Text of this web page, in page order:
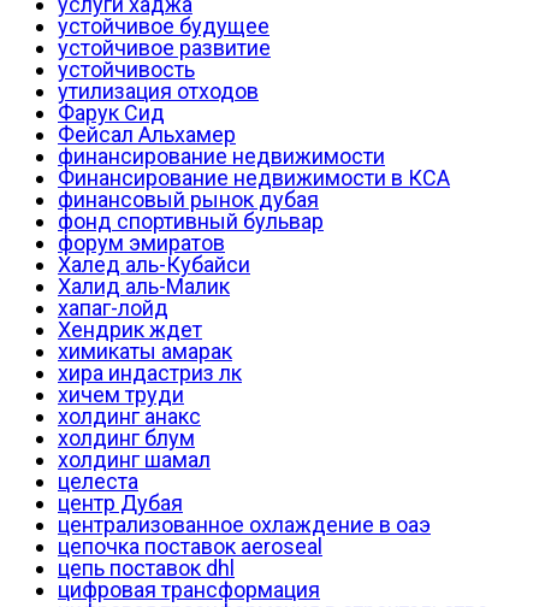
устойчивое будущее
устойчивое развитие
устойчивость
утилизация отходов
Фарук Сид
Фейсал Альхамер
финансирование недвижимости
Финансирование недвижимости в КСА
финансовый рынок дубая
фонд спортивный бульвар
форум эмиратов
Халед аль-Кубайси
Халид аль-Малик
хапаг-лойд
Хендрик ждет
химикаты амарак
хира индастриз лк
хичем труди
холдинг анакс
холдинг блум
холдинг шамал
целеста
центр Дубая
централизованное охлаждение в оаэ
цепочка поставок aeroseal
цепь поставок dhl
цифровая трансформация